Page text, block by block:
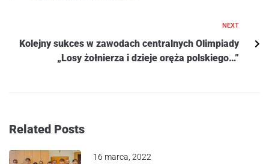
NEXT
Kolejny sukces w zawodach centralnych Olimpiady
„Losy żołnierza i dzieje oręża polskiego…”
Related Posts
16 marca, 2022